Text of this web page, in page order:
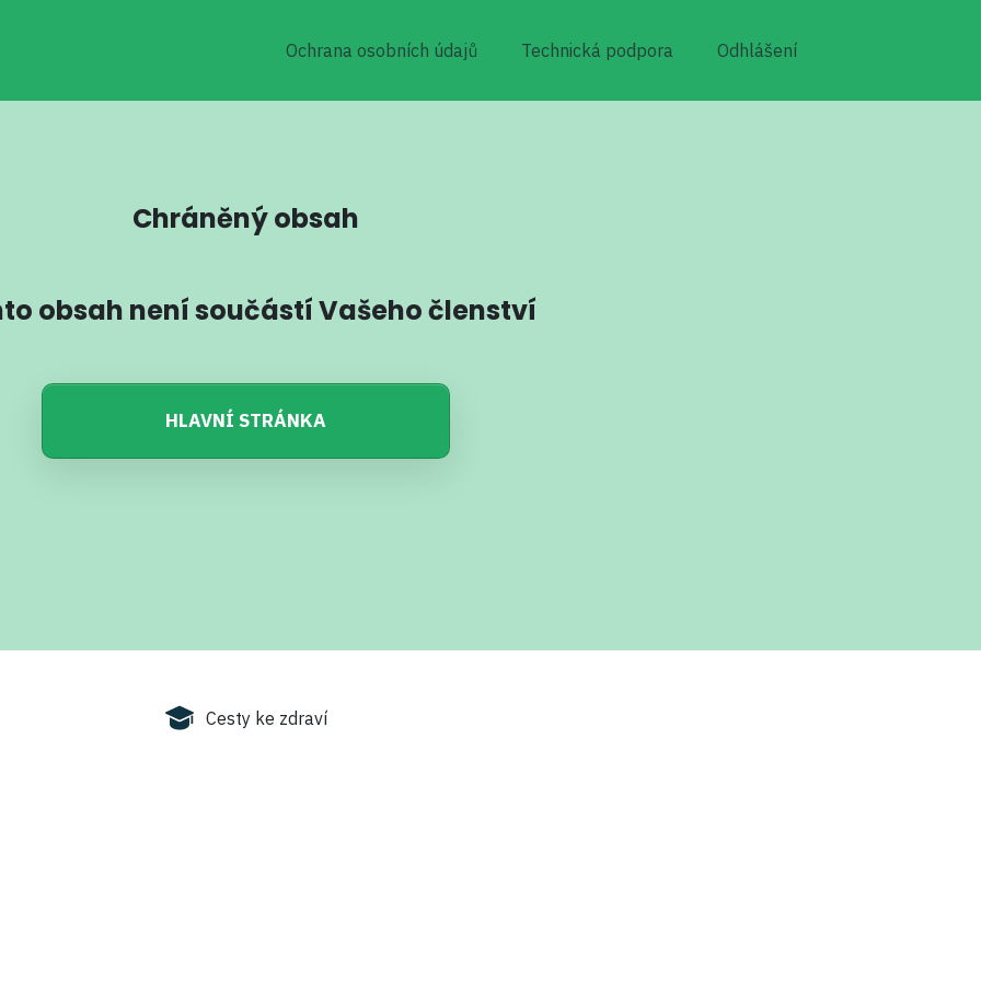
Ochrana osobních údajů Technická podpora Odhlášení
Chráněný obsah
obsah není součástí Vašeho členství
HLAVNÍ STRÁNKA
Cesty ke zdraví